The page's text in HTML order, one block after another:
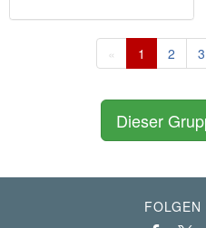
« 1 2 3
Dieser